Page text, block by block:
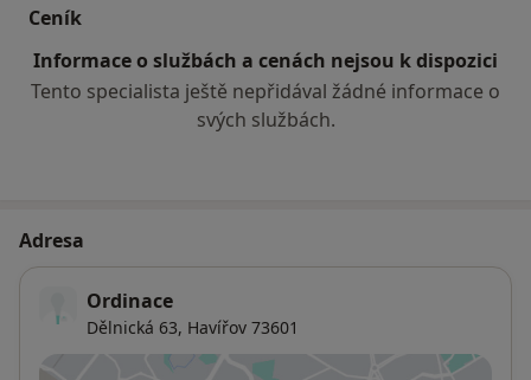
Ceník
Informace o službách a cenách nejsou k dispozici
Tento specialista ještě nepřidával žádné informace o
svých službách.
Adresa
Ordinace
Dělnická 63, Havířov 73601